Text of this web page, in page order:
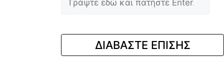
ΔΙΑΒΑΣΤΕ ΕΠΙΣΗΣ